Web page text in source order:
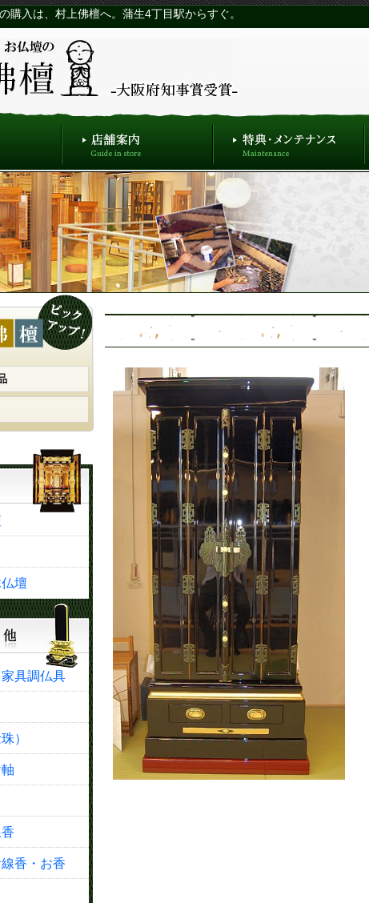
購入は、村上佛檀へ。蒲生4丁目駅からすぐ。
壇
具調仏具
）
香・お香